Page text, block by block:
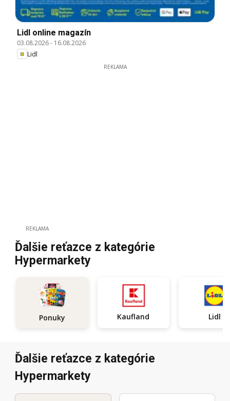
Lidl online magazín
03.08.2026- 16.08.2026
Lidl
REKLAMA
REKLAMA
Ďalšie reťazce z kategórie
Hypermarkety
Ponuky Kaufland Lidl
Ďalšie reťazce z kategórie
Hypermarkety